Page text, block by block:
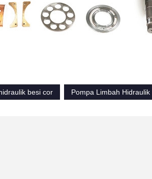
besi cor
Pompa Limbah Hidraulik